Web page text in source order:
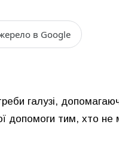
в Google
галузі,
допомоги тим, хто